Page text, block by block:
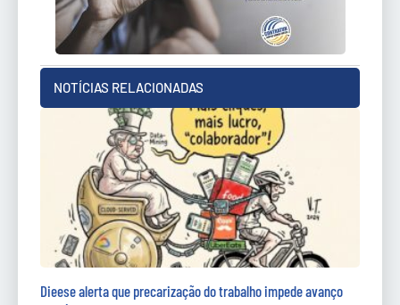
NOTÍCIAS RELACIONADAS
Dieese alerta que precarização do trabalho impede avanço